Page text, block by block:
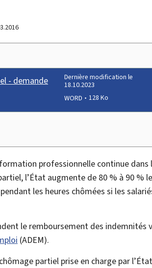
- demande
Dernière modification le
18.10.2023
WORD
128 Ko
professionnelle continue
l’État augmente de 80 % à 90 %
les heures chômées si les
le remboursement des indemnités
(ADEM).
partiel prise en charge par